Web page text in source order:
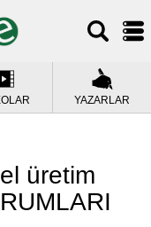
YAZARLAR
üretim